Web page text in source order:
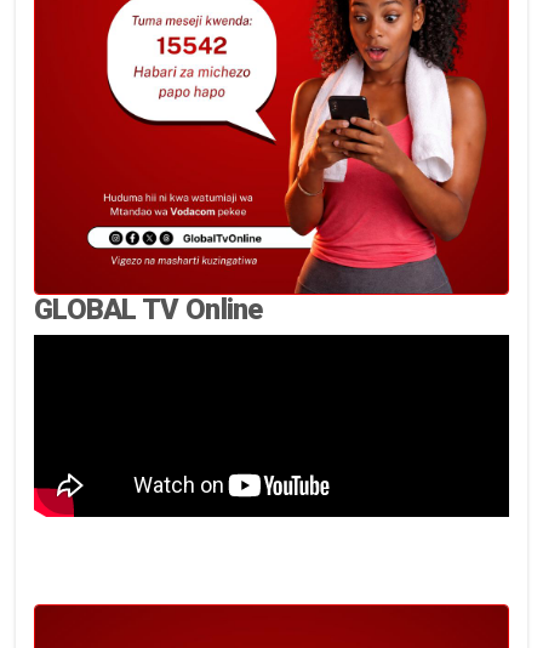
GLOBAL TV Online